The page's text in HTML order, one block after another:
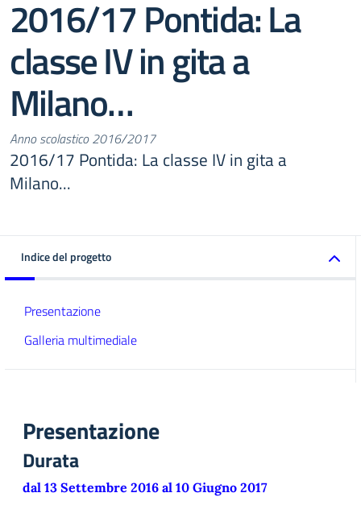
2016/17 Pontida: La
classe IV in gita a
Milano…
Anno scolastico 2016/2017
2016/17 Pontida: La classe IV in gita a
Milano...
Indice del progetto
Presentazione
Galleria multimediale
Presentazione
Durata
dal 13 Settembre 2016 al 10 Giugno 2017